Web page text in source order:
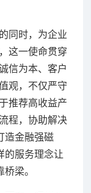
同时，为企业
这一使命贯穿
信为本、客户
观，不仅严守
推荐高收益产
程，协助解决
造金融强磁
的服务理念让
梁。